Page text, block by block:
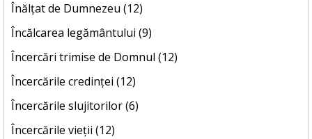
Înălțat de Dumnezeu (12)
Încălcarea legământului (9)
Încercări trimise de Domnul (12)
Încercările credinței (12)
Încercările slujitorilor (6)
Încercările vieții (12)